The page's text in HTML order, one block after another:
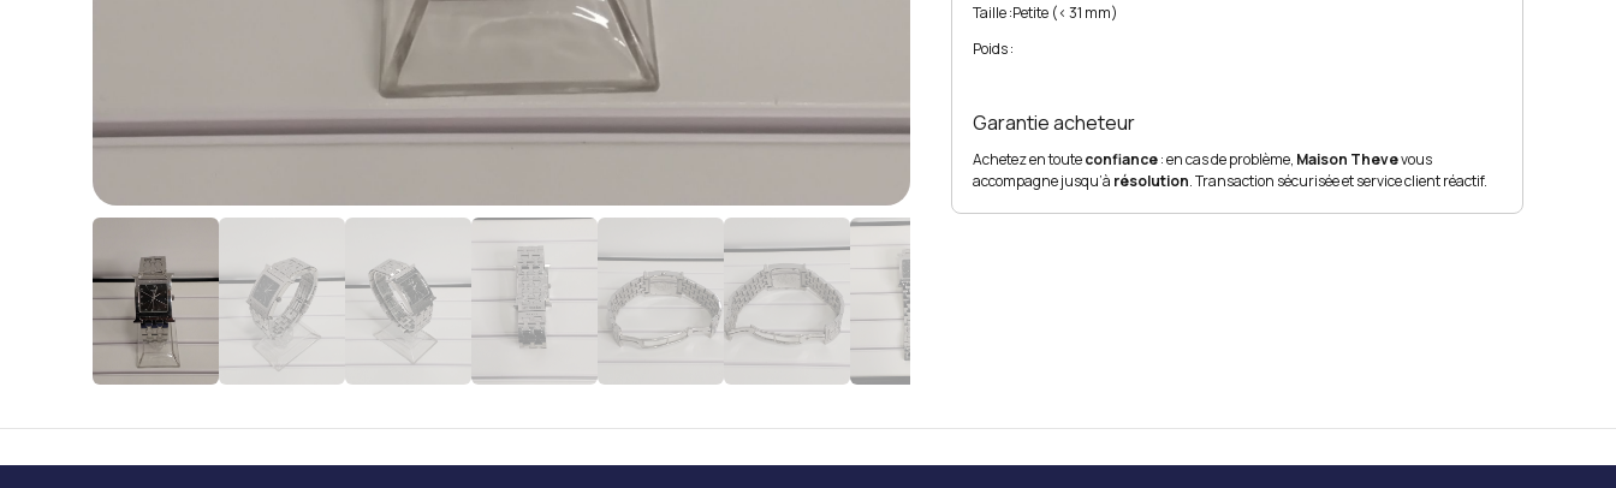
Taille :Petite (< 31 mm)
Poids :
Garantie acheteur
Achetez en touteconfiance: en cas de problème, Maison Thevevous
accompagne jusqu’à résolution. Transaction sécurisée et service client réactif.